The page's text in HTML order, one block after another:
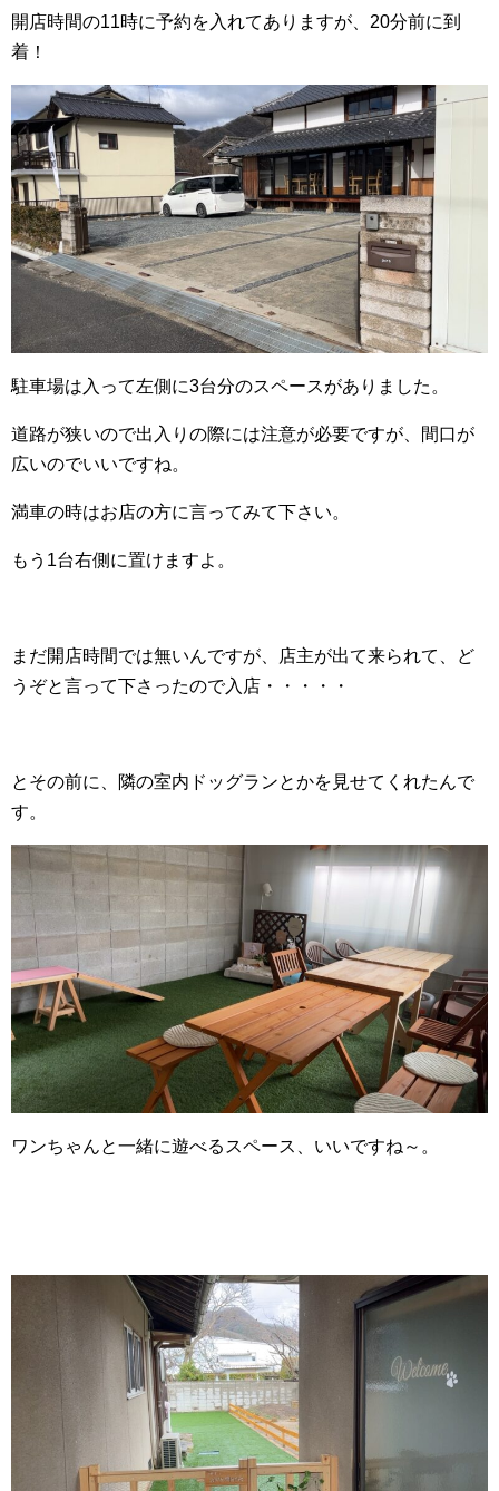
開店時間の11時に予約を入れてありますが、20分前に到
着！
駐車場は入って左側に3台分のスペースがありました。
道路が狭いので出入りの際には注意が必要ですが、間口が
広いのでいいですね。
満車の時はお店の方に言ってみて下さい。
もう1台右側に置けますよ。
まだ開店時間では無いんですが、店主が出て来られて、ど
うぞと言って下さったので入店・・・・・
とその前に、隣の室内ドッグランとかを見せてくれたんで
す。
ワンちゃんと一緒に遊べるスペース、いいですね～。